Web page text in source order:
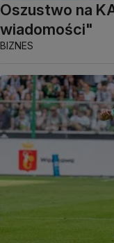
Oszustwo na
wiadomości"
BIZNES